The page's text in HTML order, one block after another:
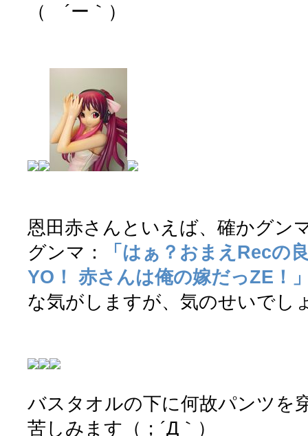
（ ´ー｀）
恩田赤さんといえば、確かグン
グンマ：
「はぁ？おまえRecの
YO！ 赤さんは俺の嫁だっZE！
な気がしますが、気のせいでし
バスタオルの下に何故パンツを
苦しみます（；´Д｀）